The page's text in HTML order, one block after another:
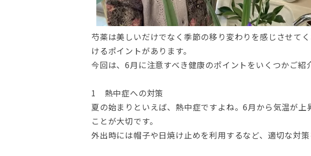
芍薬は美しいだけでなく季節の移り変わりを感じさせて
けるポイントがあります。
今回は、6月に注意すべき健康のポイントをいくつかご紹
1 熱中症への対策
夏の始まりといえば、熱中症ですよね。6月から気温が
ことが大切です。
外出時には帽子や日焼け止めを利用するなど、適切な対策